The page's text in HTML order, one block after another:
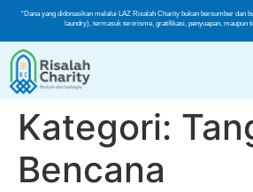
“Dana yang didonasikan melalui LAZ Risalah Charity bukan bersumber dan
laundry), termasuk terorisme, gratifikasi, penyuapan, maupun
Kategori:
Bencana